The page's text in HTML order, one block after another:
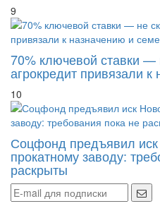
9
70% ключевой ставки —
агрокредит привязали
10
Соцфонд предъявил
прокатному заводу:
раскрыты